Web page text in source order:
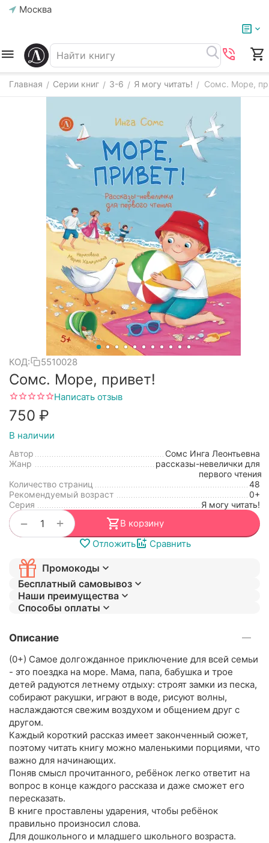
Москва
Главная / Серии книг / 3-6 / Я могу читать! / Сомс. Море,
КОД: 5510028
Сомс. Море, привет!
Написать отзыв
‍750‍ ₽
В наличии
Автор
Сомс Инга Леонтьевна
Жанр
рассказы-невелички для
первого чтения
Количество страниц
48
Рекомендуемый возраст
0+
Серия
Я могу читать!
+
−
В корзину
Отложить
Сравнить
Промокоды
Бесплатный самовывоз
Наши преимущества
Способы оплаты
Описание
(0+) Самое долгожданное приключение для всей семьи
- это поездка на море. Мама, папа, бабушка и трое
детей радуются летнему отдыху: строят замки из песка,
собирают ракушки, играют в воде, рисуют волны,
наслаждаются свежим воздухом и общением друг с
другом.
Каждый короткий рассказ имеет законченный сюжет,
поэтому читать книгу можно маленькими порциями, что
важно для начинающих.
Поняв смысл прочитанного, ребёнок легко ответит на
вопрос в конце каждого рассказа и даже сможет его
пересказать.
В книге проставлены ударения, чтобы ребёнок
правильно произносил слова.
Для дошкольного и младшего школьного возраста.